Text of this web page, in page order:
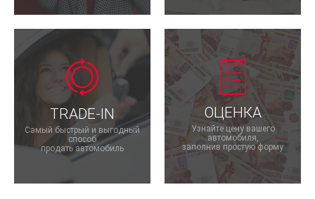
TRADE-IN
Самый быстрый и выгодный
способ
продать автомобиль
ОЦЕНКА
Узнайте цену вашего
автомобиля,
заполнив простую форму